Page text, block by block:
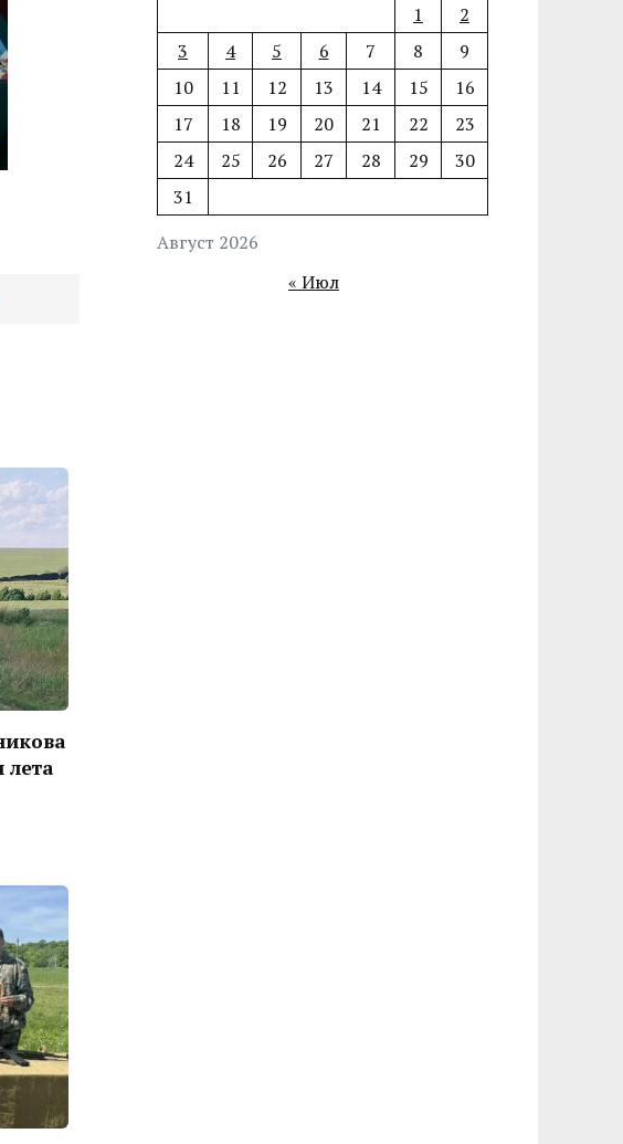
лета
Август 2026
1
2
3
4 5 6 7 8
9
10
11 12 13 14 15
16
17
18 19 20 21 22
23
24
25 26 27 28 29
30
31
« Июл